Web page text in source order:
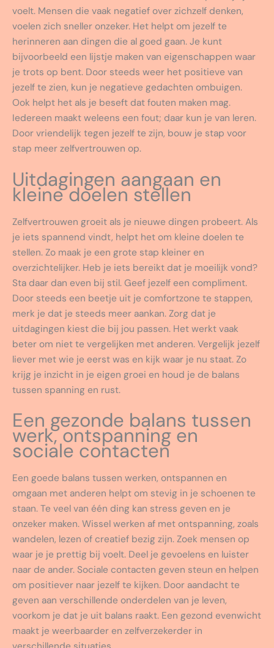
voelt. Mensen die vaak negatief over zichzelf denken,
voelen zich sneller onzeker. Het helpt om jezelf te
herinneren aan dingen die al goed gaan. Je kunt
bijvoorbeeld een lijstje maken van eigenschappen waar
je trots op bent. Door steeds weer het positieve van
jezelf te zien, kun je negatieve gedachten ombuigen.
Ook helpt het als je beseft dat fouten maken mag.
Iedereen maakt weleens een fout; daar kun je van leren.
Door vriendelijk tegen jezelf te zijn, bouw je stap voor
stap meer zelfvertrouwen op.
Uitdagingen aangaan en
kleine doelen stellen
Zelfvertrouwen groeit als je nieuwe dingen probeert. Als
je iets spannend vindt, helpt het om kleine doelen te
stellen. Zo maak je een grote stap kleiner en
overzichtelijker. Heb je iets bereikt dat je moeilijk vond?
Sta daar dan even bij stil. Geef jezelf een compliment.
Door steeds een beetje uit je comfortzone te stappen,
merk je dat je steeds meer aankan. Zorg dat je
uitdagingen kiest die bij jou passen. Het werkt vaak
beter om niet te vergelijken met anderen. Vergelijk jezelf
liever met wie je eerst was en kijk waar je nu staat. Zo
krijg je inzicht in je eigen groei en houd je de balans
tussen spanning en rust.
Een gezonde balans tussen
werk, ontspanning en
sociale contacten
Een goede balans tussen werken, ontspannen en
omgaan met anderen helpt om stevig in je schoenen te
staan. Te veel van één ding kan stress geven en je
onzeker maken. Wissel werken af met ontspanning, zoals
wandelen, lezen of creatief bezig zijn. Zoek mensen op
waar je je prettig bij voelt. Deel je gevoelens en luister
naar de ander. Sociale contacten geven steun en helpen
om positiever naar jezelf te kijken. Door aandacht te
geven aan verschillende onderdelen van je leven,
voorkom je dat je uit balans raakt. Een gezond evenwicht
maakt je weerbaarder en zelfverzekerder in